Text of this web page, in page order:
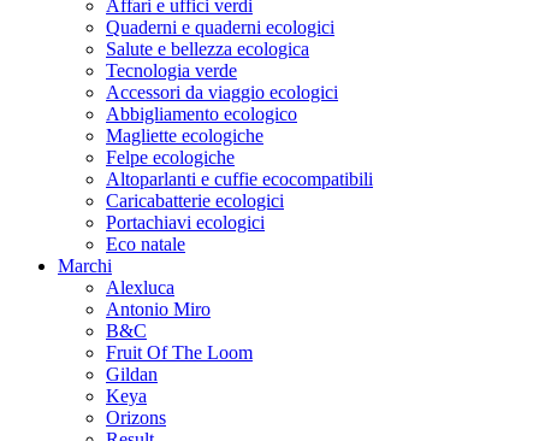
Affari e uffici verdi
Quaderni e quaderni ecologici
Salute e bellezza ecologica
Tecnologia verde
Accessori da viaggio ecologici
Abbigliamento ecologico
Magliette ecologiche
Felpe ecologiche
Altoparlanti e cuffie ecocompatibili
Caricabatterie ecologici
Portachiavi ecologici
Eco natale
Marchi
Alexluca
Antonio Miro
B&C
Fruit Of The Loom
Gildan
Keya
Orizons